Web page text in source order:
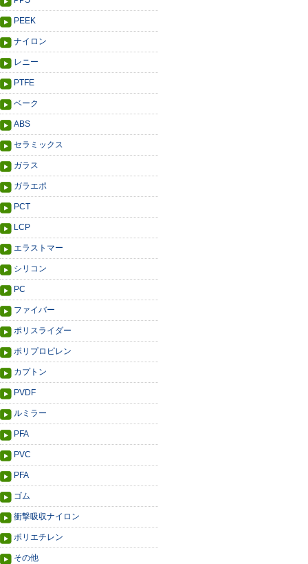
PEEK
ナイロン
レニー
PTFE
ベーク
ABS
セラミックス
ガラス
ガラエポ
PCT
LCP
エラストマー
シリコン
PC
ファイバー
ポリスライダー
ポリプロピレン
カプトン
PVDF
ルミラー
PFA
PVC
PFA
ゴム
衝撃吸収ナイロン
ポリエチレン
その他